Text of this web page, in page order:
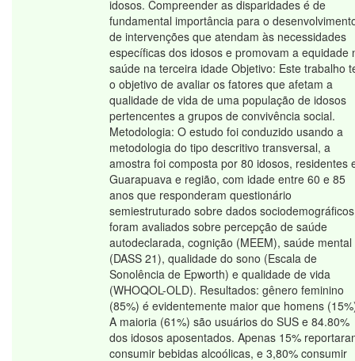
idosos. Compreender as disparidades é de
fundamental importância para o
de intervenções que atendam às necessidades
específicas dos idosos e promovam a equidade
saúde na terceira idade Objetivo: Este trabalho
o objetivo de avaliar os fatores que afetam a
qualidade de vida de uma população de idosos
pertencentes a grupos de convivência social.
Metodologia: O estudo foi conduzido usando a
metodologia do tipo descritivo transversal, a
amostra foi composta por 80 idosos, residentes
Guarapuava e região, com idade entre 60 e 85
anos que responderam questionário
semiestruturado sobre dados
foram avaliados sobre percepção de saúde
autodeclarada, cognição (MEEM), saúde mental
(DASS 21), qualidade do sono (Escala de
Sonolência de Epworth) e qualidade de vida
(WHOQOL-OLD). Resultados: gênero feminino
(85%) é evidentemente maior que homens
A maioria (61%) são usuários do SUS e 84.80%
dos idosos aposentados. Apenas 15%
consumir bebidas alcoólicas, e 3,80% consumir